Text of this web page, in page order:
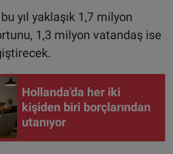
yıl yaklaşık 1,7 milyon
1,3 milyon vatandaş ise
Hollanda'da her iki
kişiden biri borçlarından
utanıyor